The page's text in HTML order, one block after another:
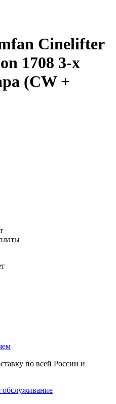
Cinelifter
1708 3-х
(CW +
по всей России и
обслуживание